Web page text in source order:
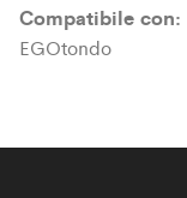
Compatibile con:
EGOtondo